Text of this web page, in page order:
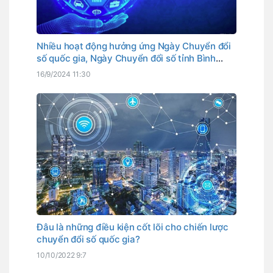
Nhiều hoạt động hưởng ứng Ngày Chuyển đổi
số quốc gia, Ngày Chuyển đổi số tỉnh Bình
Thuận
16/9/2024 11:30
Đâu là những điều kiện cốt lõi cho chiến lược
chuyển đổi số quốc gia?
10/10/2022 9:7